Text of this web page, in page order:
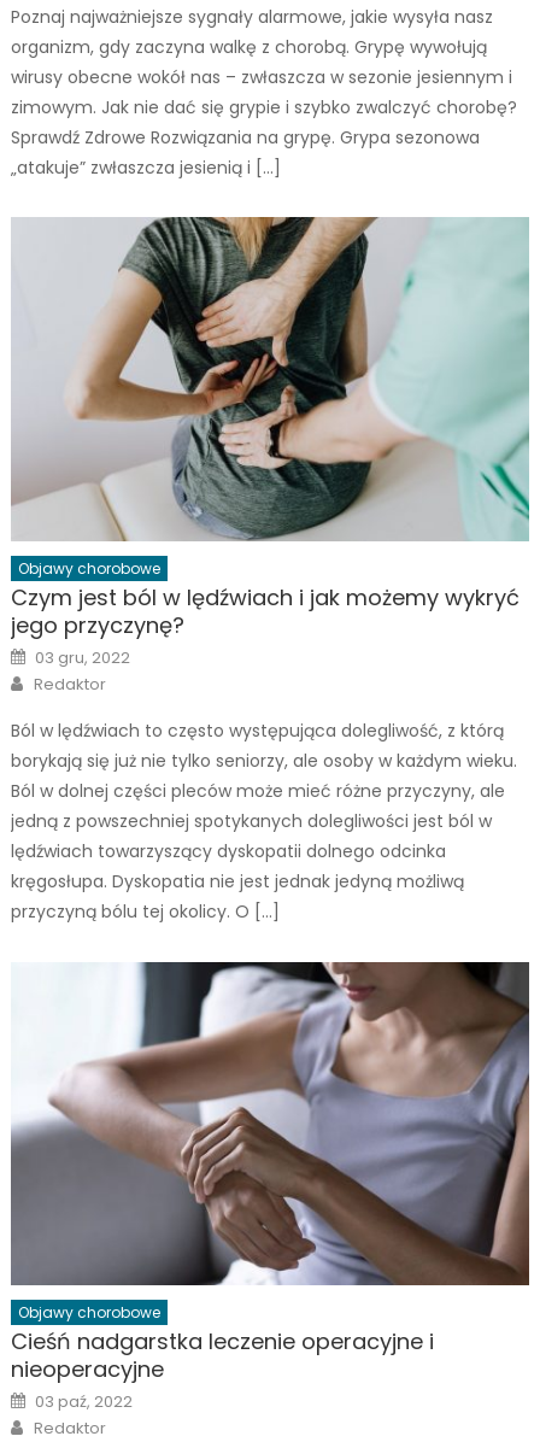
Poznaj najważniejsze sygnały alarmowe, jakie wysyła nasz
organizm, gdy zaczyna walkę z chorobą. Grypę wywołują
wirusy obecne wokół nas – zwłaszcza w sezonie jesiennym i
zimowym. Jak nie dać się grypie i szybko zwalczyć chorobę?
Sprawdź Zdrowe Rozwiązania na grypę. Grypa sezonowa
„atakuje” zwłaszcza jesienią i […]
Objawy chorobowe
Czym jest ból w lędźwiach i jak możemy wykryć
jego przyczynę?
Posted
on
03 gru, 2022
Author
Redaktor
Ból w lędźwiach to często występująca dolegliwość, z którą
borykają się już nie tylko seniorzy, ale osoby w każdym wieku.
Ból w dolnej części pleców może mieć różne przyczyny, ale
jedną z powszechniej spotykanych dolegliwości jest ból w
lędźwiach towarzyszący dyskopatii dolnego odcinka
kręgosłupa. Dyskopatia nie jest jednak jedyną możliwą
przyczyną bólu tej okolicy. O […]
Objawy chorobowe
Cieśń nadgarstka leczenie operacyjne i
nieoperacyjne
Posted
on
03 paź, 2022
Author
Redaktor